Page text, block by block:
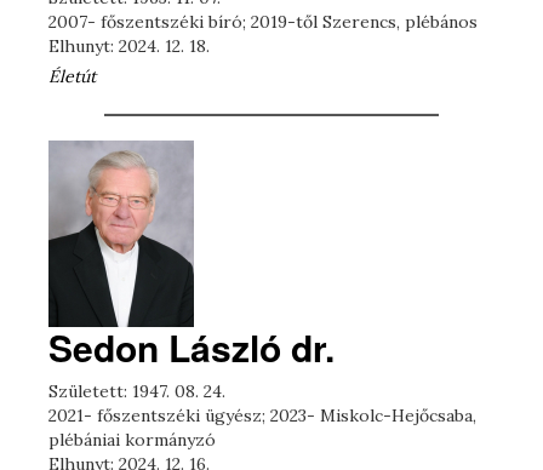
2007- főszentszéki bíró; 2019-től Szerencs, plébános
Elhunyt: 2024. 12. 18.
Életút
Sedon László dr.
Született: 1947. 08. 24.
2021- főszentszéki ügyész; 2023- Miskolc-Hejőcsaba,
plébániai kormányzó
Elhunyt: 2024. 12. 16.